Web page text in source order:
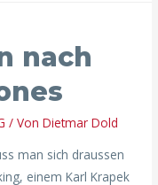
nach
/ VonDietmar Dold
man sich draussen
einem Karl Krapek